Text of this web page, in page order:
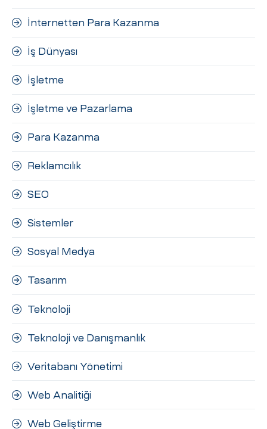
İnternetten Para Kazanma
İş Dünyası
İşletme
İşletme ve Pazarlama
Para Kazanma
Reklamcılık
SEO
Sistemler
Sosyal Medya
Tasarım
Teknoloji
Teknoloji ve Danışmanlık
Veritabanı Yönetimi
Web Analitiği
Web Geliştirme